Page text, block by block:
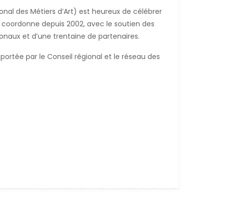
des Métiers d’Art) est heureux de célébrer
depuis 2002, avec le soutien des
et d’une trentaine de partenaires.
par le Conseil régional et le réseau des